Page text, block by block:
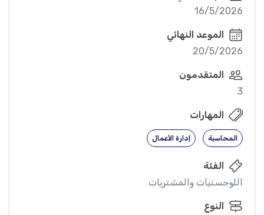
16/5/2026
الموعد النهائي
20/5/2026
المتقدمون
3
المهارات
المحاسبة إدارة الأعمال
الفئة
اللوجستيات والمشتريات
النوع